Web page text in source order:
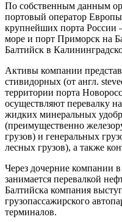
По собственным данным
портовый оператор
крупнейших порта
море и порт Приморск на
Балтийск в
Активы компании
стивидорных (от англ.
территории порта
осуществляют перевалку
жидких минеральных
(преимущественно
грузов) и генеральных
лесных грузов), а также
Через дочерние
занимается перевалкой
Балтийска компания
грузопассажирского
терминалов.